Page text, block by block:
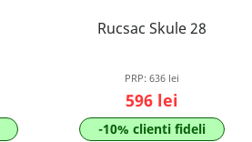
Rucsac Skule 28
PRP: 636 lei
596 lei
-10% clienti fideli